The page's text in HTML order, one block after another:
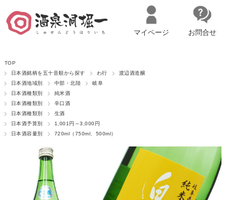
マイページへログイン
マイページ お問合せ
TOP
日本酒銘柄を五十音順から探す
わ行
渡辺酒造醸
日本酒地域別
中部・北陸
岐阜
日本酒種類別
純米酒
日本酒種類別
辛口酒
日本酒種類別
生酒
日本酒予算別
1,001円～3,000円
日本酒容量別
720ml（750ml、500ml）